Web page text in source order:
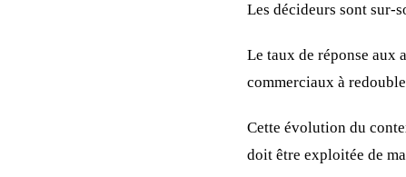
Les décideurs sont sur-
Le taux de réponse aux
commerciaux à
Cette évolution du
doit être exploitée de